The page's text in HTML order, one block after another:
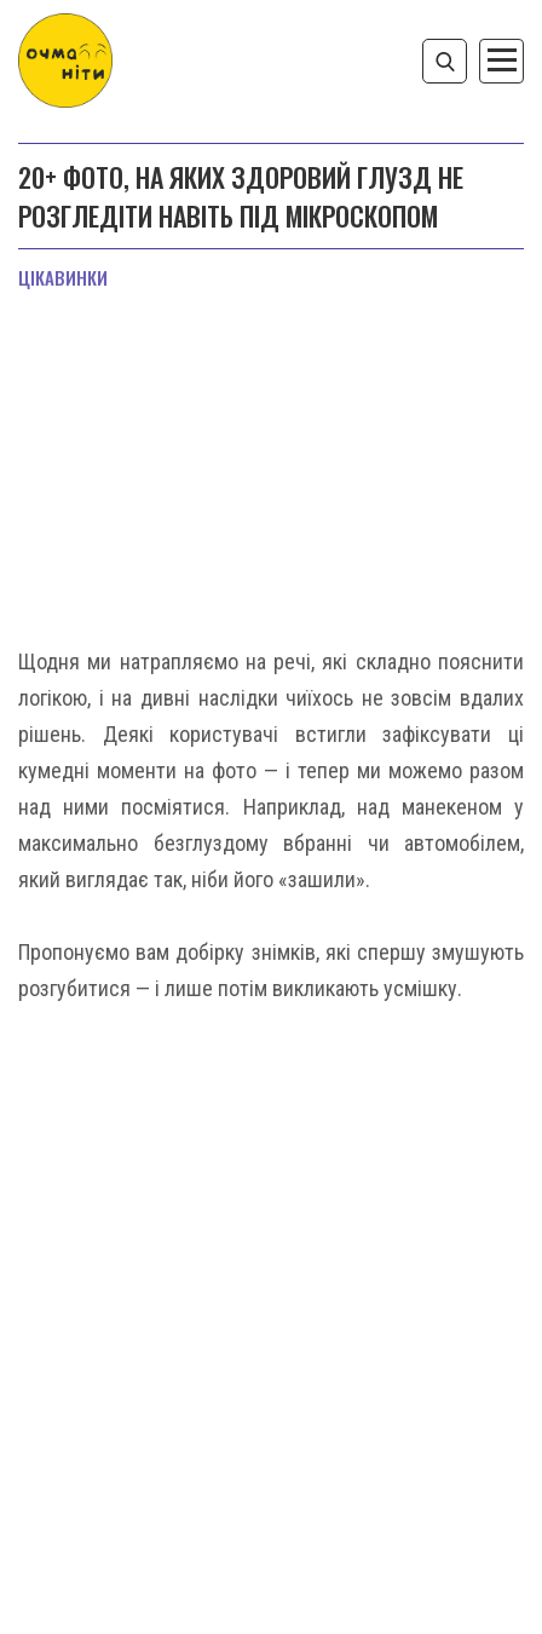
20+ ФОТО, НА ЯКИХ ЗДОРОВИЙ ГЛУЗД НЕ
РОЗГЛЕДІТИ НАВІТЬ ПІД МІКРОСКОПОМ
ЦІКАВИНКИ
Щодня ми натрапляємо на речі, які складно пояснити
логікою, і на дивні наслідки чиїхось не зовсім вдалих
рішень. Деякі користувачі встигли зафіксувати ці
кумедні моменти на фото — і тепер ми можемо разом
над ними посміятися. Наприклад, над манекеном у
максимально безглуздому вбранні чи автомобілем,
який виглядає так, ніби його «зашили».
Пропонуємо вам добірку знімків, які спершу змушують
розгубитися — і лише потім викликають усмішку.